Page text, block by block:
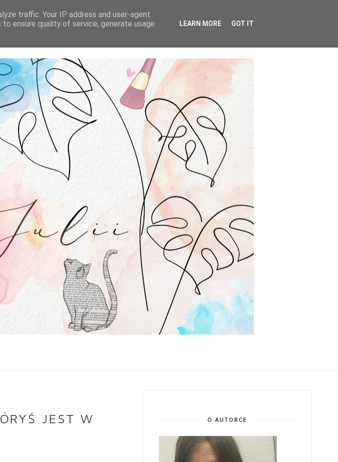
WSPÓŁPRACA
JEST W
O AUTORCE
traffic. Your IP address and user-agent
ensure quality of service, generate usage
LEARN MORE GOT IT